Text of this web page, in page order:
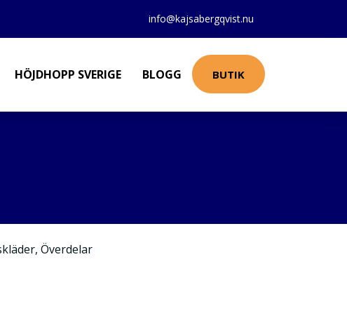
info@kajsabergqvist.nu
HÖJDHOPP SVERIGE BLOGG BUTIK
, Överdelar